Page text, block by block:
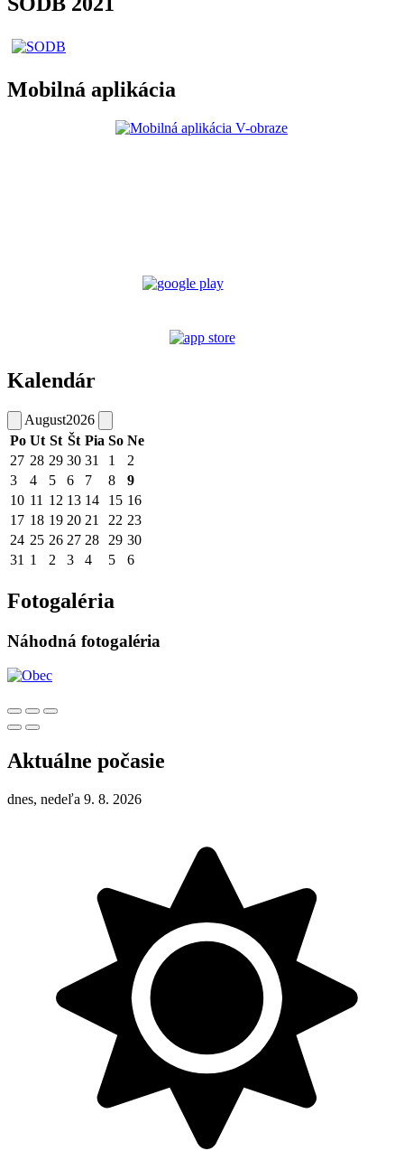
Mobilná aplikácia
Kalendár
August2026
Po Ut St Št Pia So Ne
27 28 29 30 31 1
2
3
4 5 6 7 8
9
10 11 12 13 14 15 16
17 18 19 20 21 22 23
24 25 26 27 28 29 30
31 1 2 3 4 5 6
Fotogaléria
Náhodná fotogaléria
Aktuálne počasie
dnes, nedeľa 9. 8. 2026